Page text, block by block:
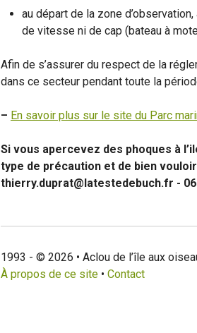
au départ de la zone
de vitesse ni de cap (bateau à
Afin de s’assurer du respect de la
dans ce secteur pendant toute la
– En savoir plus sur le site du Parc
Si vous apercevez des phoques à
type de précaution et de bien
thierry.duprat@latestedebuch.fr - 06
1993 - © 2026 • Aclou de l’île aux
À propos de ce site • Contact